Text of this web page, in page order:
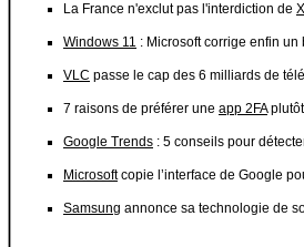
La France n'exclut pas l'interdiction de
Windows 11 : Microsoft corrige enfin
VLC passe le cap des 6 milliards de
7 raisons de préférer une app 2FAplutôt
Google Trends : 5 conseils pour
Microsoftcopie l’interface de Google
Samsung annonce sa technologie de